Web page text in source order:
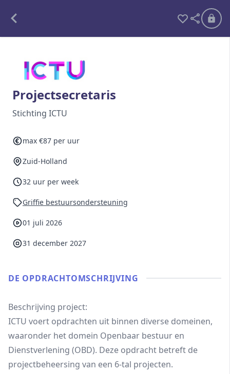
Freelance
Detachering
Interim opdrachten statistiek
Ben je al lid?
Projectsecretaris
Stichting ICTU
max €87 per uur
Zuid-Holland
32 uur per week
Griffie bestuursondersteuning
01 juli 2026
31 december 2027
DE OPDRACHT­OMSCHRIJVING
Beschrijving project:
ICTU voert opdrachten uit binnen diverse domeinen,
waaronder het domein Openbaar bestuur en
Dienstverlening (OBD). Deze opdracht betreft de
projectbeheersing van een 6-tal projecten.